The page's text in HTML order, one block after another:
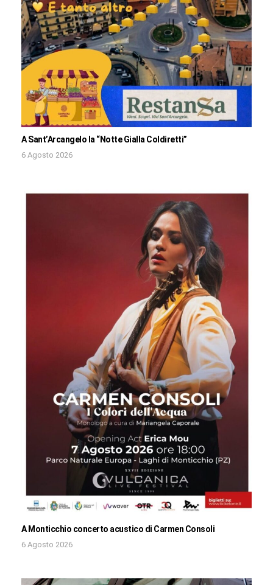
A Sant’Arcangelo la “Notte Gialla Coldiretti”
6 Agosto 2026
A Monticchio concerto acustico di Carmen Consoli
6 Agosto 2026